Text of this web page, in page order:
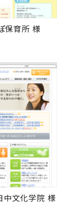
保育所 様
中文化学院 様